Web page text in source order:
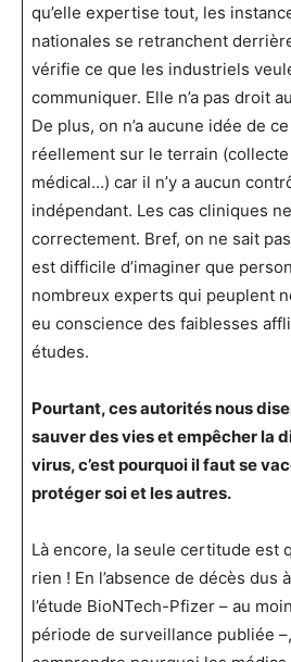
qu’elle expertise tout, les
nationales se retranchent
vérifie ce que les industriels
communiquer. Elle n’a pas droit
De plus, on n’a aucune idée de
réellement sur le terrain
médical…) car il n’y a aucun
indépendant. Les cas cliniques
correctement. Bref, on ne sait
est difficile d’imaginer que
nombreux experts qui peuplent
eu conscience des faiblesses
études.
Pourtant, ces autorités nous
sauver des vies et empêcher la
virus, c’est pourquoi il faut se
protéger soi et les autres.
Là encore, la seule certitude est
rien ! En l’absence de décès dus
l’étude BioNTech-Pfizer – au
période de surveillance publiée